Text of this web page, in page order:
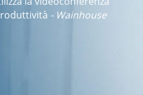
- Wainhouse